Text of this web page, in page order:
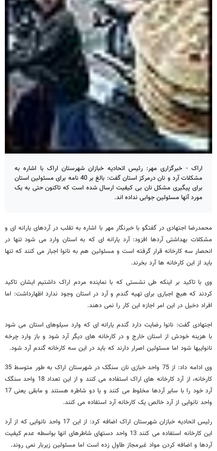
اراک - خبرگزاری مهر: رئیس اتحادیه خبازان شهرستان اراک با اشاره به
مشکلات آرد و نان درمرکز استان گفت: بالغ بر 40 نامه برای مسئولین استان
برای پیگیری مشکل نان بی کیفیت ارسال شده است که تاکنون حتی به یک
مورد آنها مسئولین جوابی نداده اند.
محمدرضا اجتهادی در گفتگو با خبرنگار مهر با اشاره به تقلب در آردهای یارانه ای و
مشکلات بهداشتی آردها افزود: آرد یارانه ای که به استان وارد می شود تنها در
انحصار سه کارخانه قرار گرفته است و مسئولین هم به نانوا اجبار می کنند که تنها
باید از این کارخانه ها آرد بخرند.
وی با تاکید بر اینکه طی نشستی که با نماینده مردم اراک داشتیم ایشان تاکید
کردند که هیچ اجباری برای تهیه گندم و آرد در استان وجود ندارد اظهارداشت: اما
افراد دخیل در این امر اجازه این کار را نمی دهند.
اجتهادی گفت: نانوا رضایت دارد گندم یارانه ای که وارد سیلوهای استان می شود
با هزینه خودش از استان خارج و در کارخانه های دیگر آرد شود و باز وارد چرخه
نانواییها شود اما مسئولین اصرار دارند که باید در این سه کارخانه گندم آرد شود.
وی ادامه داد:
از 75 واحد خبازی نان سنگک در شهرستان اراک به طور متوسط 35
کارخانه، از آرد کارخانه های اراک استفاده می کنند و از این تعداد 18 واحد سنگک
آرد خود را با سایر آردها مخلوط می کنند و یا دو شاطره هستند و مابقی یعنی 17
واحد نانوایی از آرد خالص یک کارخانه آرد استفاده می کنند.
رئیس اتحادیه خبازان شهرستان اراک اضافه کرد: از این 17 واحد نانوایی که از آرد
این کارخانه استفاده می کنند 13 واحد دستهای شاطرهای انها بواسطه عدم کیفیت
آردها و اضافه کردن مواد غیرمجاز طاول زده است اما مسئولین زیربار نمی روند.